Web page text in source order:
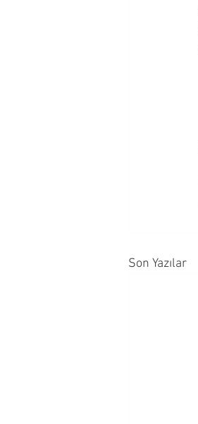
Son Yazılar